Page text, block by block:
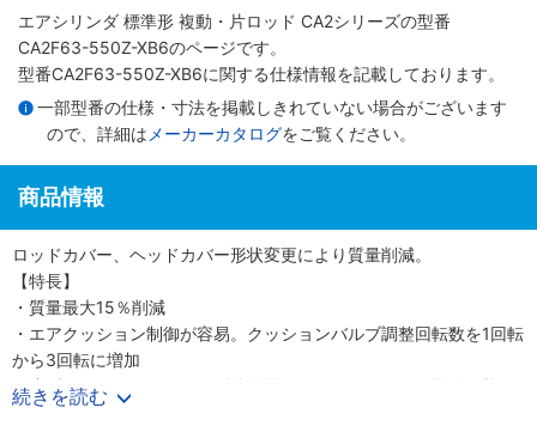
エアシリンダ 標準形 複動・片ロッド CA2シリーズの型番
CA2F63-550Z-XB6のページです。
型番CA2F63-550Z-XB6に関する仕様情報を記載しております。
一部型番の仕様・寸法を掲載しきれていない場合がございます
ので、詳細は メーカーカタログをご覧ください。
商品情報
ロッドカバー、ヘッドカバー形状変更により質量削減。
【特長】
・質量最大15％削減
・エアクッション制御が容易。クッションバルブ調整回転数を1回転
から3回転に増加
・小型オートスイッチから耐強磁界オートスイッチまで取付可能
・ロッド先端金具、揺動受け金具付の品番を設定しました
続きを読む